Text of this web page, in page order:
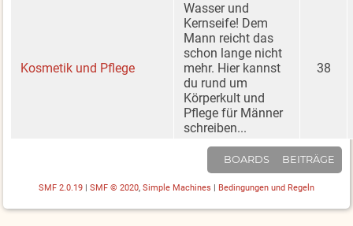
Kosmetik und Pflege
Wasser und
Kernseife! Dem
Mann reicht das
schon lange nicht
mehr. Hier kannst
du rund um
Körperkult und
Pflege für Männer
schreiben...
38
BOARDS BEITRÄGE
SMF 2.0.19 SMF © 2020, Simple Machines Bedingungen und Regeln